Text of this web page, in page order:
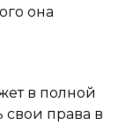
она
в полной
свои права в